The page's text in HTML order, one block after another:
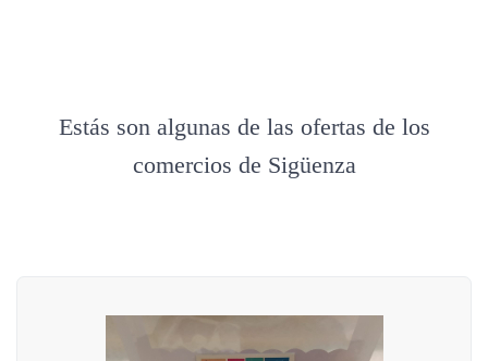
Estás son algunas de las ofertas de los
comercios de Sigüenza